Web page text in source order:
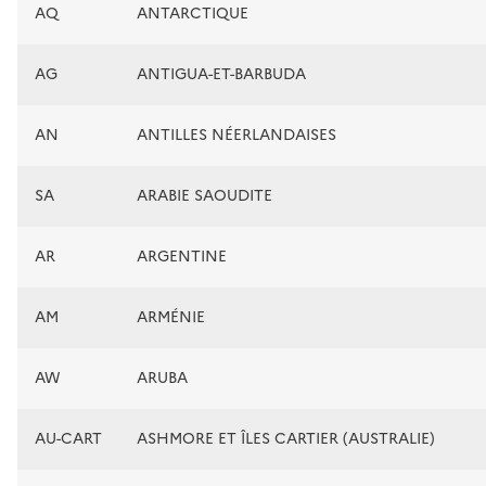
AQ ANTARCTIQUE
AG ANTIGUA-ET-BARBUDA
AN ANTILLES NÉERLANDAISES
SA ARABIE SAOUDITE
AR ARGENTINE
AM ARMÉNIE
AW ARUBA
AU-CART ASHMORE ET ÎLES CARTIER (AUSTRALIE)